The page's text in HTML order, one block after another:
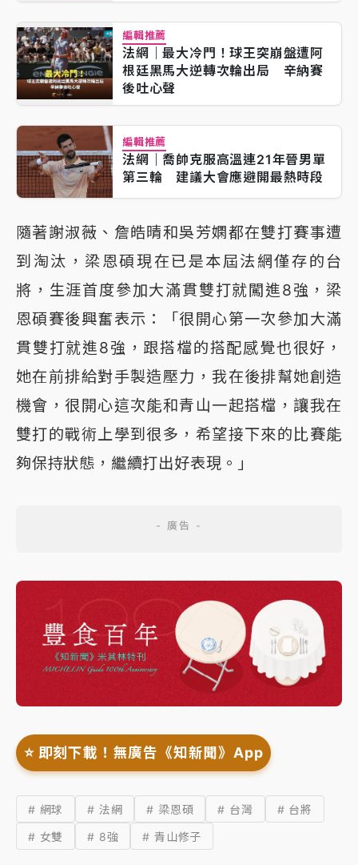
編輯推薦
法網｜最大冷門！球王突崩盤遭阿
根廷黑馬大逆轉次輪出局 辛納賽
後吐心聲
編輯推薦
法網｜喬帥克服高溫連21年晉男單
第三輪 建議大會應避開最熱時段
隨著謝淑薇、詹皓晴和吳芳嫻都在雙打賽事遭
到淘汰，梁恩碩現在已是本屆法網僅存的台
將，生涯首度參加大滿貫雙打就闖進8強，梁
恩碩賽後興奮表示：「很開心第一次參加大滿
貫雙打就進8強，跟搭檔的搭配感覺也很好，
她在前排給對手製造壓力，我在後排幫她創造
機會，很開心這次能和青山一起搭檔，讓我在
雙打的戰術上學到很多，希望接下來的比賽能
夠保持狀態，繼續打出好表現。」
⭐️ 即刻下載！無廣告《知新聞》App
# 網球 # 法網 # 梁恩碩 # 台灣
# 台將
# 女雙
# 8強 # 青山修子